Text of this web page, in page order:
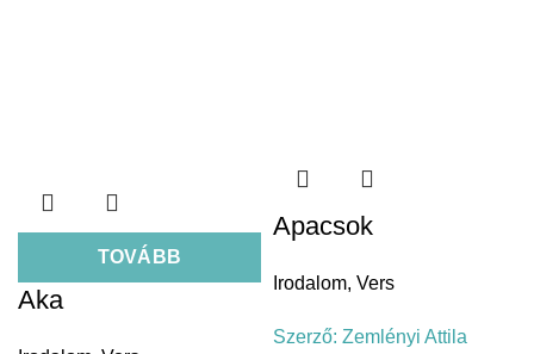
TOVÁBB
Aka
Apacsok
Irodalom, Vers
Szerző: Zemlényi Attila